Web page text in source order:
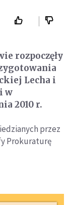
rozpoczęły
Lecha i
w
2010 r.
przez
Prokuraturę